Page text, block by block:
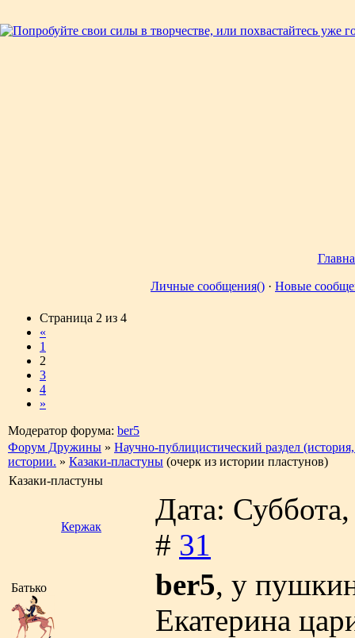
Личные сообщения() · Новые
Страница 2 из 4
«
1
2
3
4
»
Модератор форума: ber5
Форум Дружины » Научно-публицистический раздел (история,
истории. » Казаки-пластуны (очерк из истории пластунов)
Казаки-пластуны
Кержак
Дата:
# 31
Батько ber5, у
Екатерина